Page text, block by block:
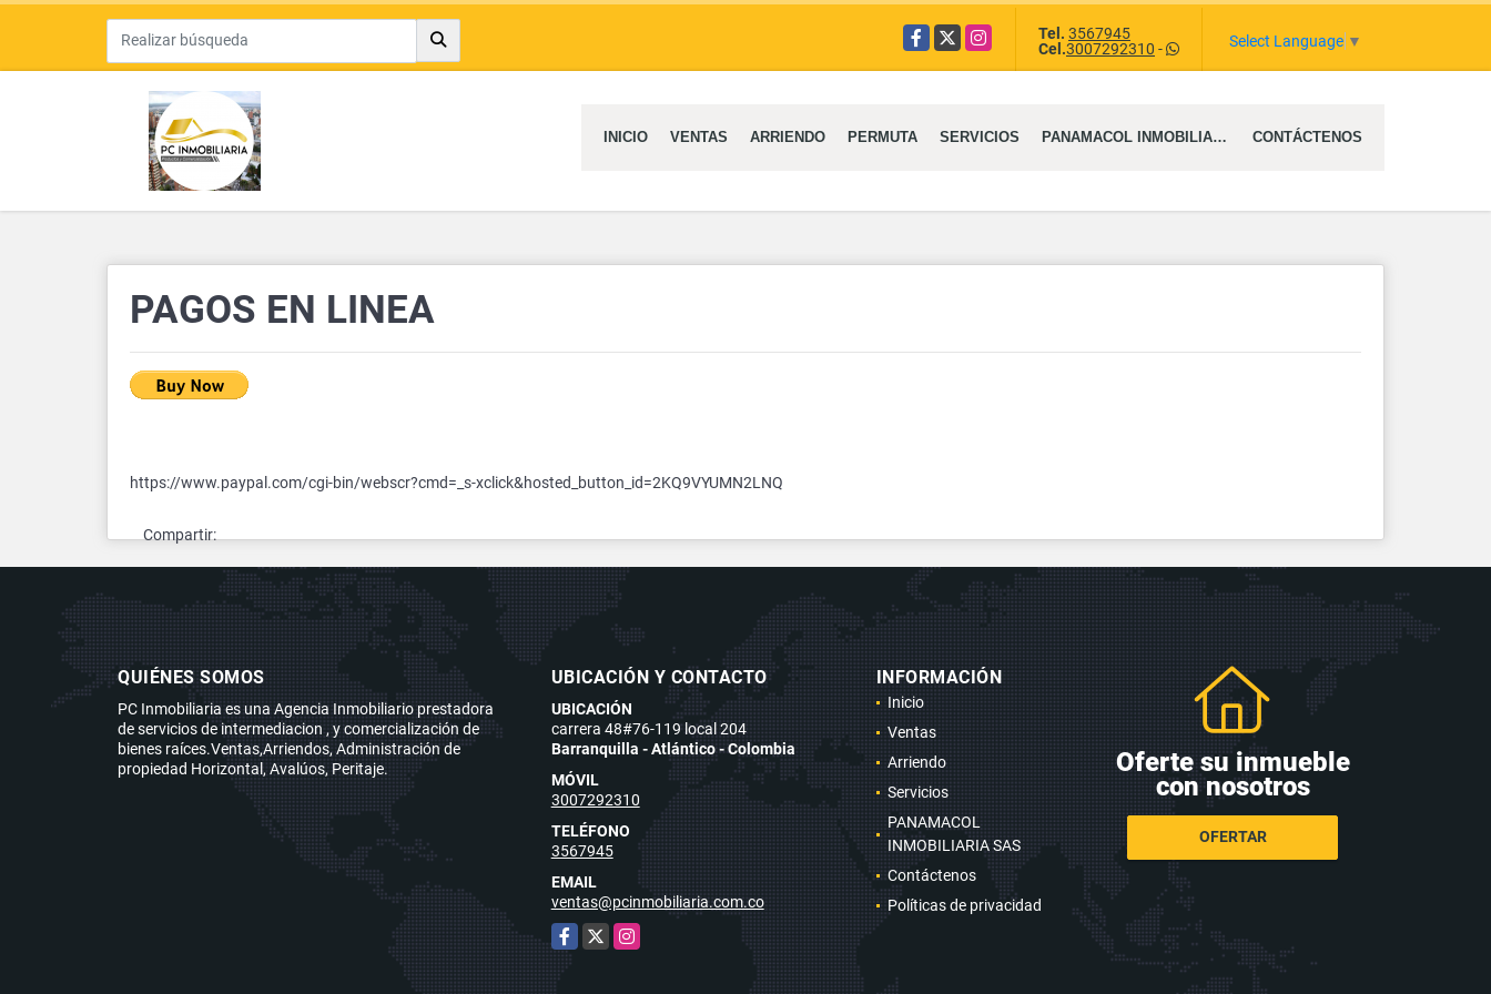
Facebook
X Instagram Tel. 3567945
Cel.3007292310 - Select Language ▼
INICIO VENTAS ARRIENDO PERMUTA SERVICIOS PANAMACOL INMOBILIARIA SAS CONTÁCTENOS
PAGOS EN LINEA
https://www.paypal.com/cgi-bin/webscr?cmd=_s-xclick&hosted_button_id=2KQ9VYUMN2LNQ
Compartir:
QUIÉNES SOMOS
PC Inmobiliaria es una Agencia Inmobiliario prestadora
de servicios de intermediacion , y comercialización de
bienes raíces.Ventas,Arriendos, Administración de
propiedad Horizontal, Avalúos, Peritaje.
UBICACIÓN Y CONTACTO
UBICACIÓN
carrera 48#76-119 local 204
Barranquilla - Atlántico - Colombia
MÓVIL
3007292310
TELÉFONO
3567945
EMAIL
ventas@pcinmobiliaria.com.co
Facebook
X Instagram
INFORMACIÓN
Inicio
Ventas
Arriendo
Servicios
PANAMACOL
INMOBILIARIA SAS
Contáctenos
Políticas de privacidad
Oferte su inmueble
con nosotros
OFERTAR